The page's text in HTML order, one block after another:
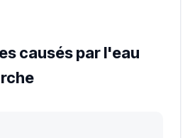
causés par l'eau